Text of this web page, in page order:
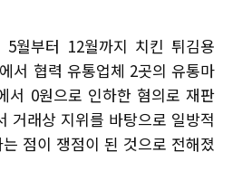
5월부터 12월까지 치킨 튀김용
서 협력 유통업체 2곳의 유통마
서 0원으로 인하한 혐의로 재판
거래상 지위를 바탕으로 일방적
점이 쟁점이 된 것으로 전해졌